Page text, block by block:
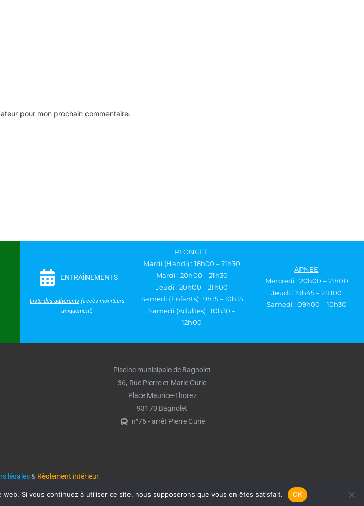
pour mon prochain commentaire.
ENTRAÎNEMENTS
Liste des adhérents (accès moniteurs
uniquement)
PLONGEE
Mardi (Handi) : 18h00 – 21h30
Mardi : 20h00 – 21h30
Jeudi : 20h00 – 21h00
Samedi (Enfants) : 9h15 – 10h15
Samedi (Adultes) : 10h30 –
12h00
APNEE
Mercredi : 20h00 – 21h00
Jeudi : 19h45 – 21H00
Samedi : 09h00 – 10h30
Piscine municipale de Bagnolet
36, Rue Pierre et Marie Curie
Place Maurice-Thorez
93170 Bagnolet
n°76 - arrêt Pierre Curie
légales& Règlement intérieur.
Si vous continuez à utiliser ce site, nous supposerons que vous en êtes satisfait. OK